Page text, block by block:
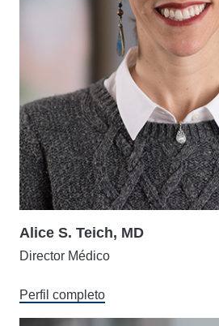
Alice S. Teich, MD
Director Médico
Perfil completo